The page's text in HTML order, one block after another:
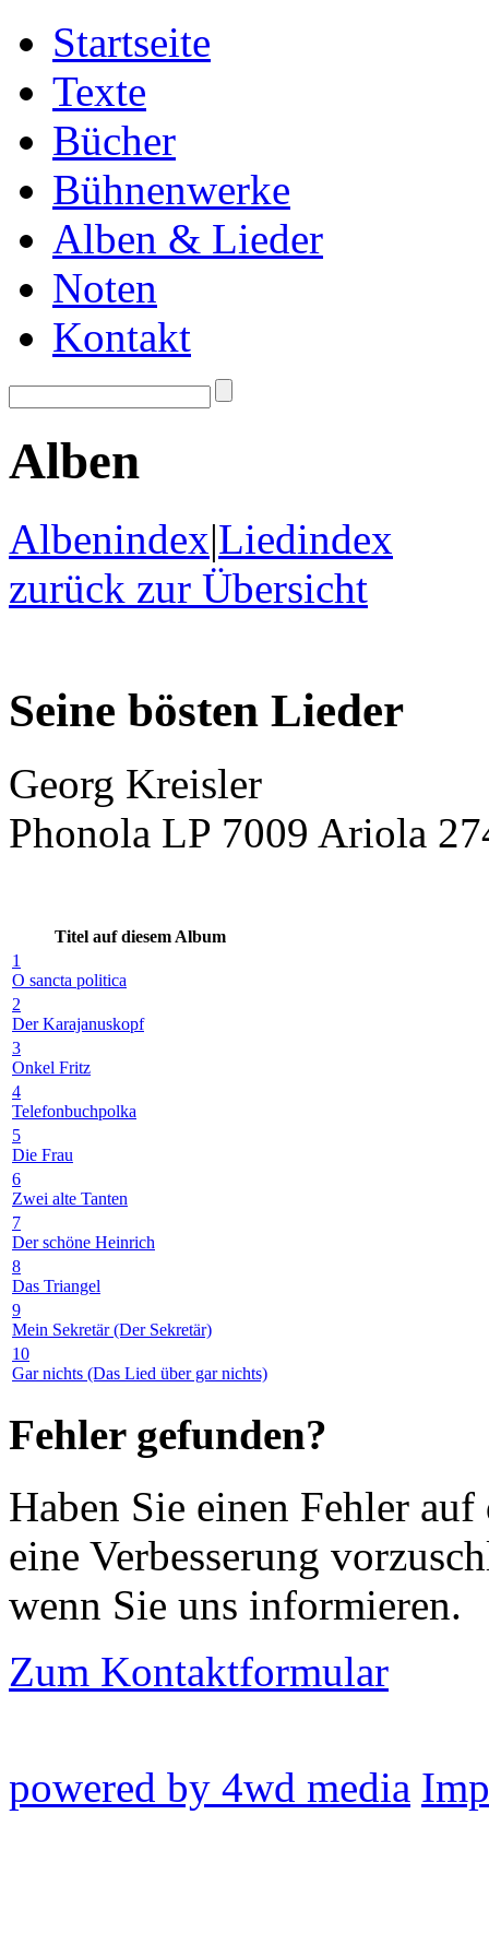
Startseite
Texte
Bücher
Bühnenwerke
Alben & Lieder
Noten
Kontakt
Alben
Albenindex|Liedindex
zurück zur Übersicht
Seine bösten Lieder
Georg Kreisler
Phonola LP 7009 Ariola
Titel auf diesem Album
1
O sancta politica
2
Der Karajanuskopf
3
Onkel Fritz
4
Telefonbuchpolka
5
Die Frau
6
Zwei alte Tanten
7
Der schöne Heinrich
8
Das Triangel
9
Mein Sekretär (Der Sekretär)
10
Gar nichts (Das Lied über gar nichts)
Fehler gefunden?
Haben Sie einen Fehler
eine Verbesserung
wenn Sie uns informieren.
Zum Kontaktformular
powered by 4wd media